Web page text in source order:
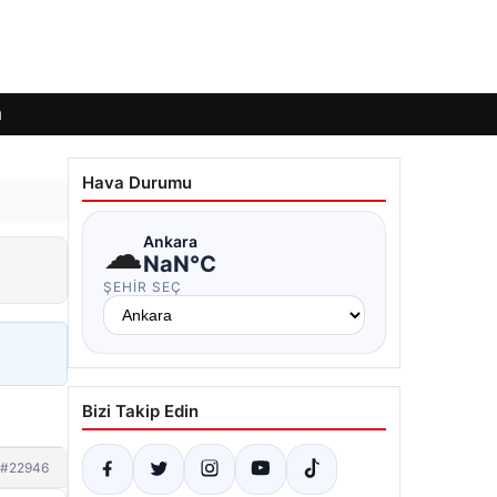
#22946
Hava Durumu
☁Ankara
NaN°C
ŞEHIR SEÇ
Bizi Takip Edin